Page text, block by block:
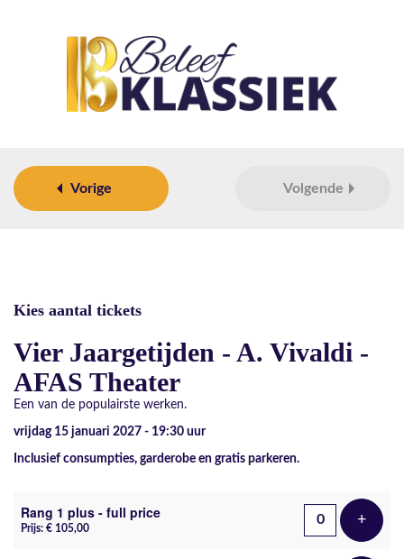
Vorige Volgende
Kies aantal tickets
Vier Jaargetijden - A. Vivaldi -
AFAS Theater
Een van de populairste werken.
vrijdag 15 januari 2027 - 19:30 uur
Inclusief consumpties, garderobe en gratis parkeren.
Rang 1 plus - full price
Prijs: € 105,00 +Voeg